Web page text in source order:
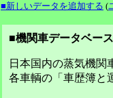
■新しいデータを追加する (
■機関車データベー
日本国内の蒸気機関
各車輌の「車歴簿と